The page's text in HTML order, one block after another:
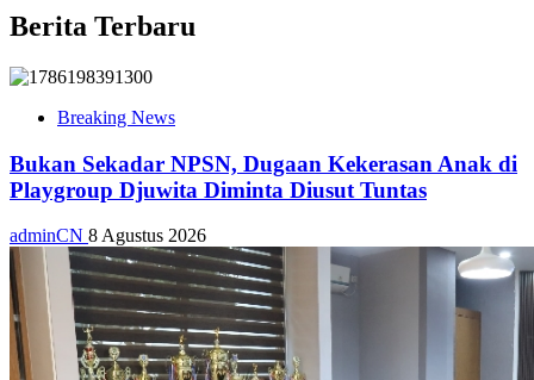
Berita Terbaru
Breaking News
Bukan Sekadar NPSN, Dugaan Kekerasan Anak di
Playgroup Djuwita Diminta Diusut Tuntas
adminCN 8 Agustus 2026